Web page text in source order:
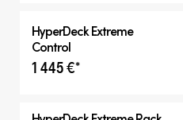
HyperDeck Extreme
Control
1 445 €*